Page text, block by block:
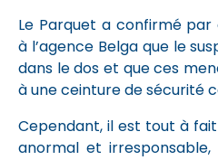
Le Parquet a confirmé
à l’agence Belga que le
dans le dos et que ces
à une ceinture de sécurité
Cependant, il est tout à
anormal et irresponsable,